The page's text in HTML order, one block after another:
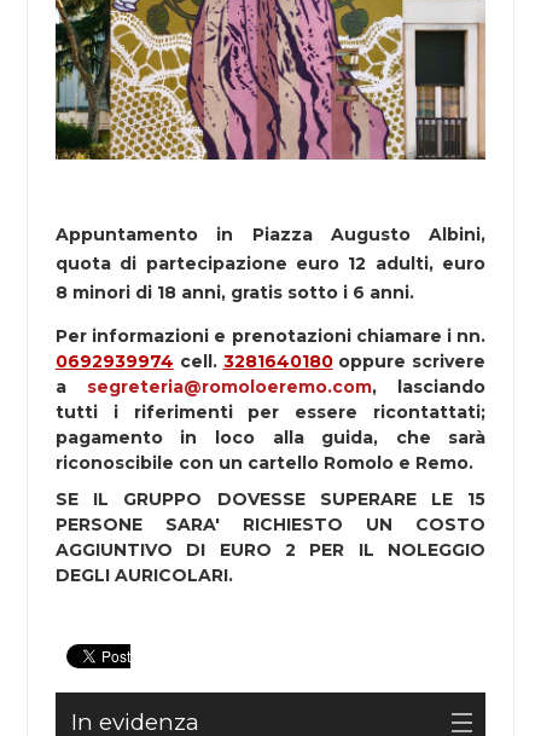
Appuntamento in Piazza Augusto Albini,
quota di partecipazione euro 12 adulti, euro
8 minori di 18 anni, gratis sotto i 6 anni.
Per informazioni e prenotazioni chiamare i nn.
0692939974 cell. 3281640180oppure scrivere
a segreteria@romoloeremo.com, lasciando
tutti i riferimenti per essere ricontattati;
pagamento in loco alla guida, che sarà
riconoscibile con un cartello Romolo e Remo.
SE IL GRUPPO DOVESSE SUPERARE LE 15
PERSONE SARA' RICHIESTO UN COSTO
AGGIUNTIVO DI EURO 2 PER IL NOLEGGIO
DEGLI AURICOLARI.
In evidenza